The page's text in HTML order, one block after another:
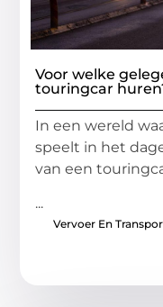
Voor welke
touringcar
In een wereld
speelt in het
van een
...
Vervoer En